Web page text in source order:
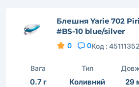
Блешня Yarie 702
#BS-10 blue/silver
0 0Код :
Вага
0.7 г
Тип
Коливний 29